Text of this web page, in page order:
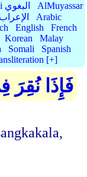
AlBaghawi البغوي
AlMuyassar
Grammar الإعراب
Arabic
English
French
Korean
Malay
Somali
Spanish
[+]
فَإِذَا نُقِرَ